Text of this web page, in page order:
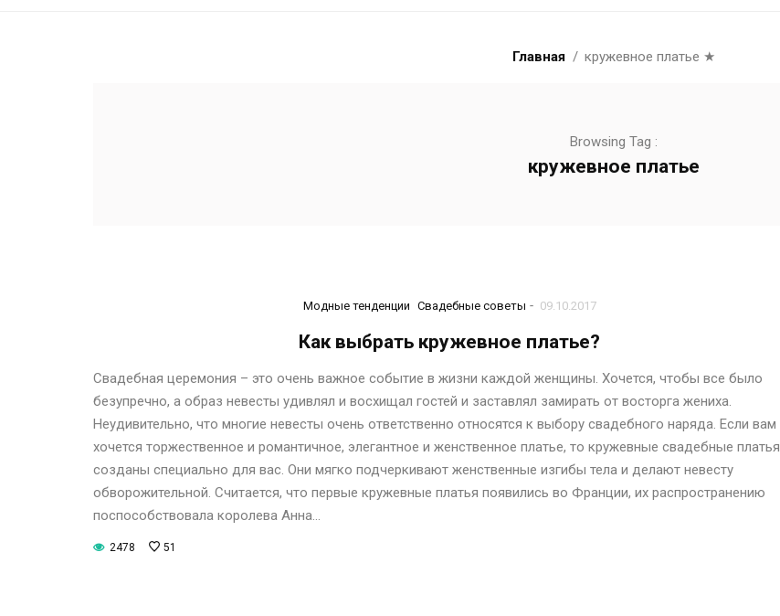
Главная кружевное платье ★
Browsing Tag :
кружевное платье
Модные тенденции Свадебные советы - 09.10.2017
Как выбрать кружевное платье?
Свадебная церемония – это очень важное событие в жизни каждой женщины. Хочется, чтобы все было
безупречно, а образ невесты удивлял и восхищал гостей и заставлял замирать от восторга жениха.
Неудивительно, что многие невесты очень ответственно относятся к выбору свадебного наряда. Если вам
хочется торжественное и романтичное, элегантное и женственное платье, то кружевные свадебные платья
созданы специально для вас. Они мягко подчеркивают женственные изгибы тела и делают невесту
обворожительной. Считается, что первые кружевные платья появились во Франции, их распространению
поспособствовала королева Анна…
2478 51